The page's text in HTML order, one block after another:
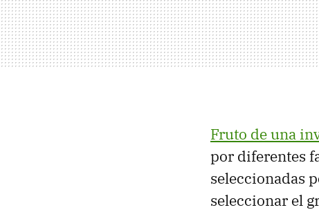
Fruto de una
por diferentes
seleccionadas
seleccionar el